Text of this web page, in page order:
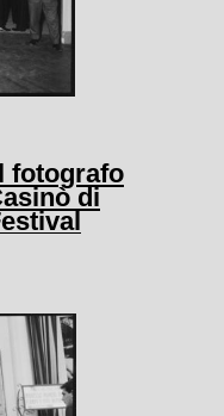
fotografo
di